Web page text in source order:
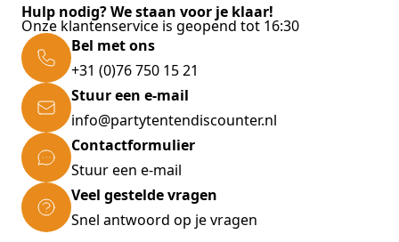
opvangen en benutten van regenwater
aanvullende bevestigingsclips
achokbestendig
UV-bestendig
Technische gegevens:
Temp. van -25° tot +60°C, slagvast
Afmetingen (LxBxH): 380 x 190 x 195 cm
(gevel)
Vloeroppervlak: 7,22 m²
Hulp nodig? We staan voor je klaar!
Onze klantenservice is geopend tot 16:30
Bel met ons
+31 (0)76 750 15 21
Stuur een e-mail
info@partytentendiscounter.nl
Contactformulier
Stuur een e-mail
Veel gestelde vragen
Snel antwoord op je vragen